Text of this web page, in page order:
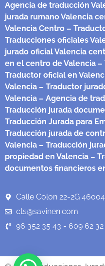
Agencia de traducción
jurada rumano Valencia
Valencia Centro –
Traducciones oficiales
jurado oficial Valencia
en el centro de Valencia –
Traductor oficial en
Valencia – Traductor
Valencia – Agencia de
Traducción jurada
Traducción Jurada para
Traducción jurada de
Valencia – Traducción
propiedad en Valencia –
documentos financieros
Calle Colon 22-2G
cts@savinen.com
96 352 35 43 - 609 62 32